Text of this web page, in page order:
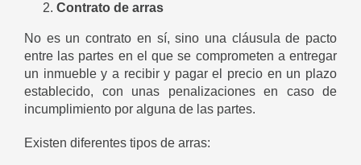
Contrato de arras
No es un contrato en sí, sino una cláusula de pacto
entre las partes en el que se comprometen a entregar
un inmueble y a recibir y pagar el precio en un plazo
establecido, con unas penalizaciones en caso de
incumplimiento por alguna de las partes.
Existen diferentes tipos de arras: